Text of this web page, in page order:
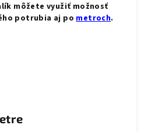
môžete využiť možnosť
potrubia aj po metroch.